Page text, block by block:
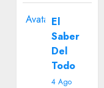
Avatar El
Saber
Del
Todo
4 Ago